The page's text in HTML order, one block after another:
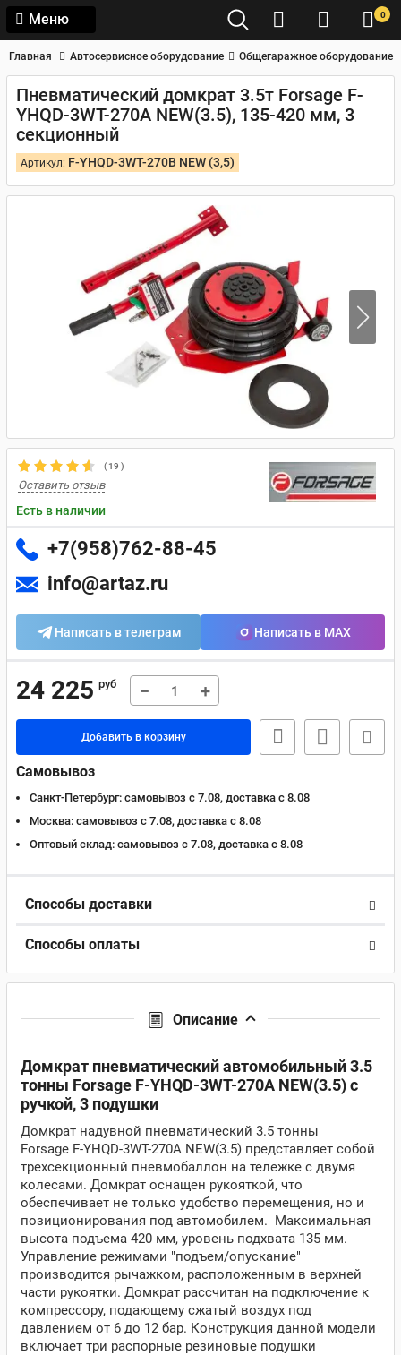
Меню 0
Главная Автосервисное оборудование Общегаражное оборудование
Пневматический домкрат 3.5т Forsage F-
YHQD-3WT-270A NEW(3.5), 135-420 мм, 3
секционный
Артикул: F-YHQD-3WT-270B NEW (3,5)
(19 )
Оставить отзыв
Есть в наличии
+7(958)762-88-45
info@artaz.ru
Написать в телеграм Написать в MAX
24 225 руб − +
Добавить в корзину
Самовывоз
Санкт-Петербург: самовывоз с 7.08, доставка c 8.08
Москва: самовывоз с 7.08, доставка c 8.08
Оптовый склад: самовывоз с 7.08, доставка c 8.08
Способы доставки
Способы оплаты
Описание
Домкрат пневматический автомобильный 3.5
тонны Forsage F-YHQD-3WT-270A NEW(3.5) с
ручкой, 3 подушки
Домкрат надувной пневматический 3.5 тонны
Forsage F-YHQD-3WT-270A NEW(3.5) представляет собой
трехсекционный пневмобаллон на тележке с двумя
колесами. Домкрат оснащен рукояткой, что
обеспечивает не только удобство перемещения, но и
позиционирования под автомобилем. Максимальная
высота подъема 420 мм, уровень подхвата 135 мм.
Управление режимами "подъем/опускание"
производится рычажком, расположенным в верхней
части рукоятки. Домкрат рассчитан на подключение к
компрессору, подающему сжатый воздух под
давлением от 6 до 12 бар. Конструкция данной модели
включает три распорные резиновые подушки